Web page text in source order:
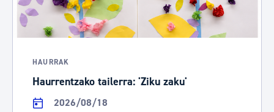
HAURRAK
Haurrentzako tailerra: 'Ziku zaku'
2026/08/18